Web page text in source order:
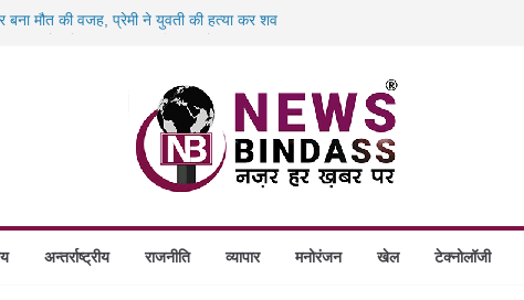
बना मौत की वजह, प्रेमी ने युवती की हत्या कर शव
किलो पनीर की खेप जब्त, अमरकंटक एक्सप्रेस से
मिलेगा आश्रय, प्रदेश में बनेंगे 1460 गौधाम
अन्तर्राष्ट्रीय राजनीति व्यापार मनोरंजन खेल टेक्नोलॉजी